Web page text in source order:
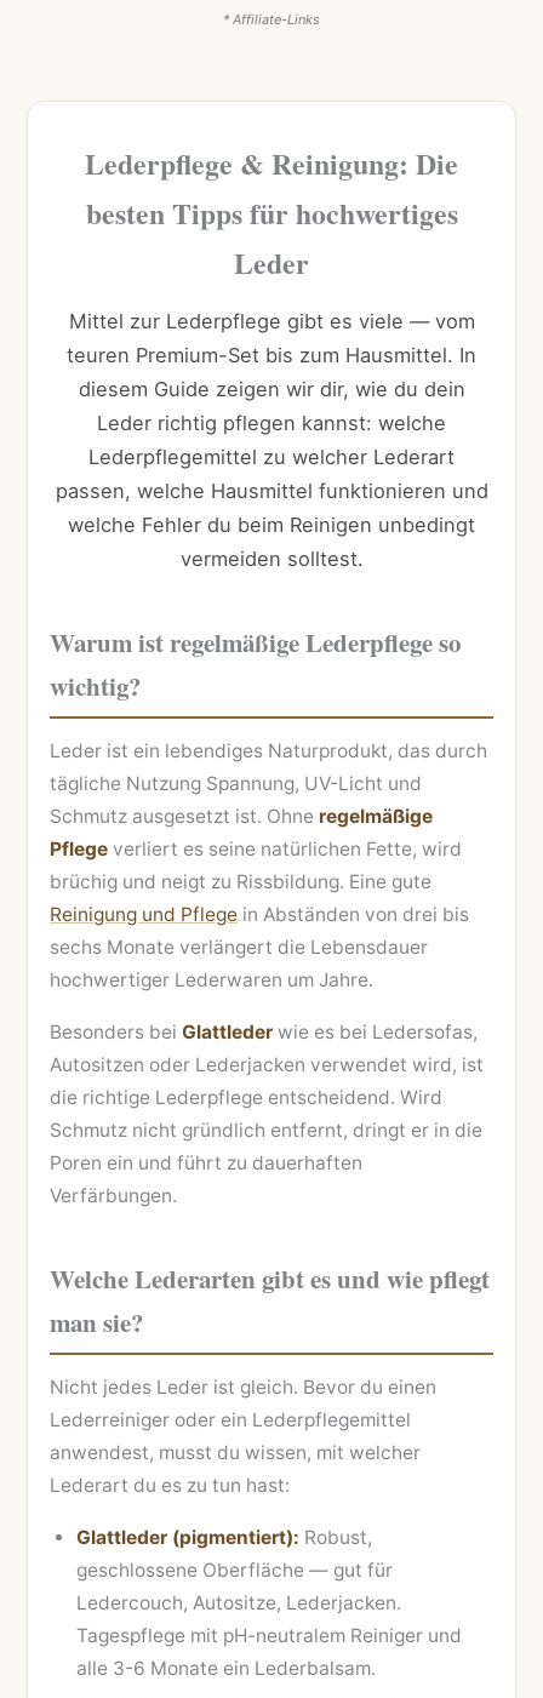
* Affiliate-Links
Lederpflege & Reinigung: Die
besten Tipps für hochwertiges
Leder
Mittel zur Lederpflege gibt es viele — vom
teuren Premium-Set bis zum Hausmittel. In
diesem Guide zeigen wir dir, wie du dein
Leder richtig pflegen kannst: welche
Lederpflegemittel zu welcher Lederart
passen, welche Hausmittel funktionieren und
welche Fehler du beim Reinigen unbedingt
vermeiden solltest.
Warum ist regelmäßige Lederpflege so
wichtig?
Leder ist ein lebendiges Naturprodukt, das durch
tägliche Nutzung Spannung, UV-Licht und
Schmutz ausgesetzt ist. Ohne regelmäßige
Pflege verliert es seine natürlichen Fette, wird
brüchig und neigt zu Rissbildung. Eine gute
Reinigung und Pflege in Abständen von drei bis
sechs Monate verlängert die Lebensdauer
hochwertiger Lederwaren um Jahre.
Besonders beiGlattleder wie es bei Ledersofas,
Autositzen oder Lederjacken verwendet wird, ist
die richtige Lederpflege entscheidend. Wird
Schmutz nicht gründlich entfernt, dringt er in die
Poren ein und führt zu dauerhaften
Verfärbungen.
Welche Lederarten gibt es und wie pflegt
man sie?
Nicht jedes Leder ist gleich. Bevor du einen
Lederreiniger oder ein Lederpflegemittel
anwendest, musst du wissen, mit welcher
Lederart du es zu tun hast:
Glattleder (pigmentiert): Robust,
geschlossene Oberfläche — gut für
Ledercouch, Autositze, Lederjacken.
Tagespflege mit pH-neutralem Reiniger und
alle 3-6 Monate ein Lederbalsam.